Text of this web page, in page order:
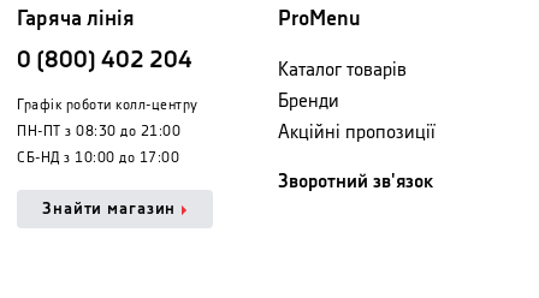
Гаряча лінія
0 (800) 402 204
Графік роботи колл-центру
ПН-ПТ з 08:30 до 21:00
СБ-НД з 10:00 до 17:00
Знайти магазин
ProMenu
Каталог товарів
Бренди
Акційні пропозиції
Зворотний зв'язок